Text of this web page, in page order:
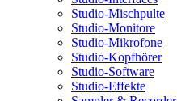
Studio-Mischpulte
Studio-Monitore
Studio-Mikrofone
Studio-Kopfhörer
Studio-Software
Studio-Effekte